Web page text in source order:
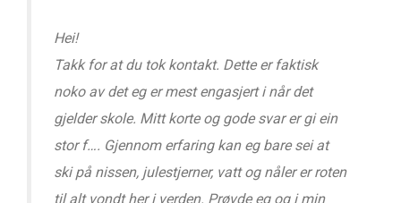
Hei!
Takk for at du tok kontakt. Dette er faktisk
noko av det eg er mest engasjert i når det
gjelder skole. Mitt korte og gode svar er gi ein
stor f…. Gjennom erfaring kan eg bare sei at
ski på nissen, julestjerner, vatt og nåler er roten
til alt vondt her i verden. Prøvde eg og i min